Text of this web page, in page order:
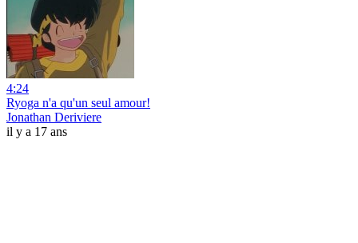
4:24
Ryoga n'a qu'un seul amour!
Jonathan Deriviere
il y a 17 ans